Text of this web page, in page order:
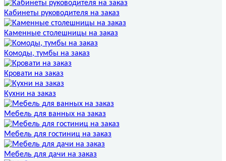
Кабинеты руководителя на заказ
Каменные столешницы на заказ
Комоды, тумбы на заказ
Кровати на заказ
Кухни на заказ
Мебель для ванных на заказ
Мебель для гостиниц на заказ
Мебель для дачи на заказ